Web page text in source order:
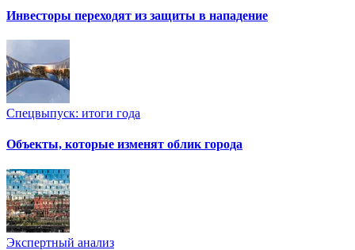
Инвесторы переходят из защиты в нападение
Спецвыпуск: итоги года
Объекты, которые изменят облик города
Экспертный анализ